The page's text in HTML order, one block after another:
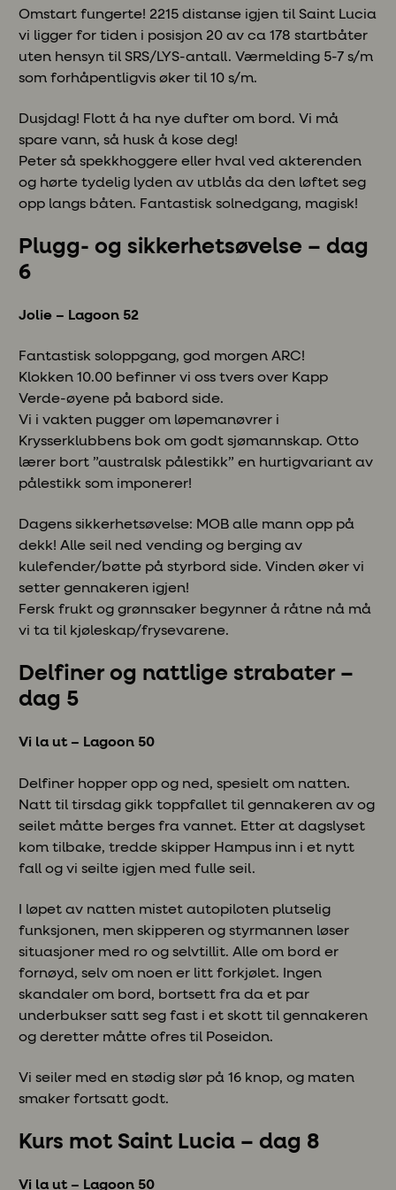
Omstart fungerte! 2215 distanse igjen til Saint Lucia
vi ligger for tiden i posisjon 20 av ca 178 startbåter
uten hensyn til SRS/LYS-antall. Værmelding 5-7 s/m
som forhåpentligvis øker til 10 s/m.
Dusjdag! Flott å ha nye dufter om bord. Vi må
spare vann, så husk å kose deg!
Peter så spekkhoggere eller hval ved akterenden
og hørte tydelig lyden av utblås da den løftet seg
opp langs båten. Fantastisk solnedgang, magisk!
Plugg- og sikkerhetsøvelse – dag
6
Jolie – Lagoon 52
Fantastisk soloppgang, god morgen ARC!
Klokken 10.00 befinner vi oss tvers over Kapp
Verde-øyene på babord side.
Vi i vakten pugger om løpemanøvrer i
Krysserklubbens bok om godt sjømannskap. Otto
lærer bort ”australsk pålestikk” en hurtigvariant av
pålestikk som imponerer!
Dagens sikkerhetsøvelse: MOB alle mann opp på
dekk! Alle seil ned vending og berging av
kulefender/bøtte på styrbord side. Vinden øker vi
setter gennakeren igjen!
Fersk frukt og grønnsaker begynner å råtne nå må
vi ta til kjøleskap/frysevarene.
Delfiner og nattlige strabater –
dag 5
Vi la ut – Lagoon 50
Delfiner hopper opp og ned, spesielt om natten.
Natt til tirsdag gikk toppfallet til gennakeren av og
seilet måtte berges fra vannet. Etter at dagslyset
kom tilbake, tredde skipper Hampus inn i et nytt
fall og vi seilte igjen med fulle seil.
I løpet av natten mistet autopiloten plutselig
funksjonen, men skipperen og styrmannen løser
situasjoner med ro og selvtillit. Alle om bord er
fornøyd, selv om noen er litt forkjølet. Ingen
skandaler om bord, bortsett fra da et par
underbukser satt seg fast i et skott til gennakeren
og deretter måtte ofres til Poseidon.
Vi seiler med en stødig slør på 16 knop, og maten
smaker fortsatt godt.
Kurs mot Saint Lucia – dag 8
Vi la ut – Lagoon 50